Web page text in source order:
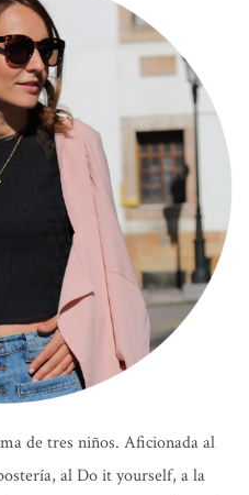
de tres niños. Aficionada al
al Do it yourself, a la